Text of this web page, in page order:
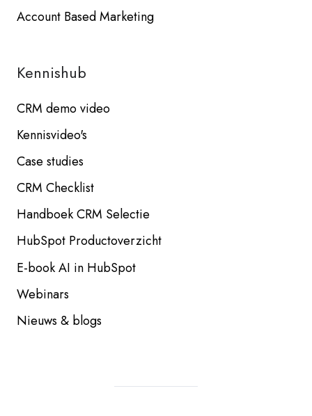
Account Based Marketing
Kennishub
CRM demo video
Kennisvideo's
Case studies
CRM Checklist
Handboek CRM Selectie
HubSpot Productoverzicht
E-book AI in HubSpot
Webinars
Nieuws & blogs